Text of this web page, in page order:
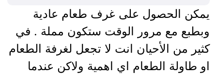
يمكن الحصول على غرف طعام عادية
وبطبع مع مرور الوقت ستكون مملة . في
كثير من الأحيان انت لا تجعل لغرفة الطعام
او طاولة الطعام اي اهمية ولاكن عندما